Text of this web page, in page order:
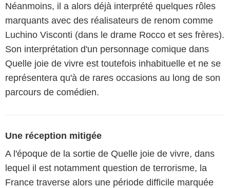
Néanmoins, il a alors déjà interprété quelques rôles
marquants avec des réalisateurs de renom comme
Luchino Visconti (dans le drame Rocco et ses frères).
Son interprétation d'un personnage comique dans
Quelle joie de vivre est toutefois inhabituelle et ne se
représentera qu'à de rares occasions au long de son
parcours de comédien.
Une réception mitigée
A l'époque de la sortie de Quelle joie de vivre, dans
lequel il est notamment question de terrorisme, la
France traverse alors une période difficile marquée